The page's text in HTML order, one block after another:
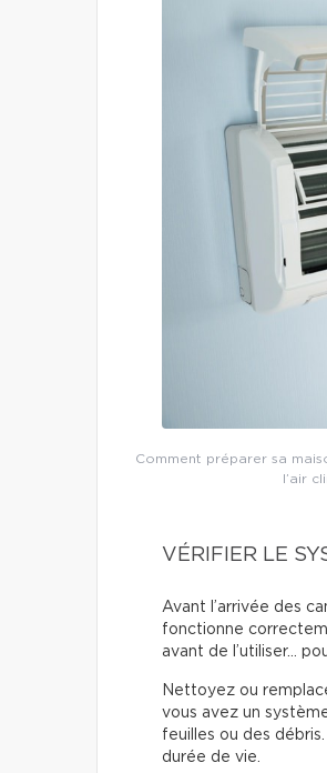
Comment préparer sa
l’air
VÉRIFIER LE
Avant l’arrivée des
fonctionne
avant de l’utiliser…
Nettoyez ou
vous avez un
feuilles ou des
durée de vie.